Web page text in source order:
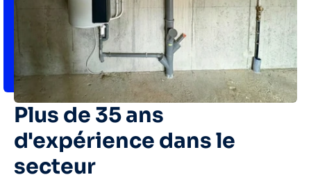
Plus de 35 ans
d'expérience dans le
secteur